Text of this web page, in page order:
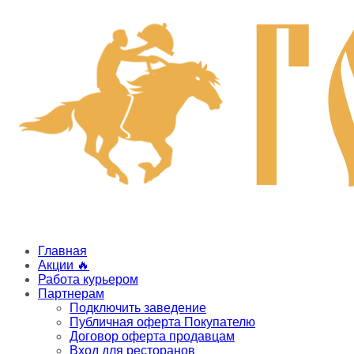
Главная
Акции 🔥
Работа курьером
Партнерам
Подключить заведение
Публичная оферта Покупателю
Договор оферта продавцам
Вход для ресторанов